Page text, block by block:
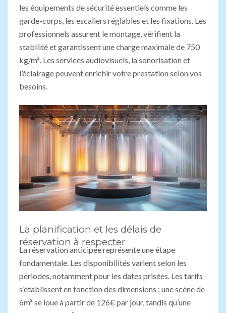
les équipements de sécurité essentiels comme les
garde-corps, les escaliers réglables et les fixations. Les
professionnels assurent le montage, vérifient la
stabilité et garantissent une charge maximale de 750
kg/m². Les services audiovisuels, la sonorisation et
l’éclairage peuvent enrichir votre prestation selon vos
besoins.
La planification et les délais de
réservation à respecter
La réservation anticipée représente une étape
fondamentale. Les disponibilités varient selon les
périodes, notamment pour les dates prisées. Les tarifs
s’établissent en fonction des dimensions : une scène de
6m² se loue à partir de 126€ par jour, tandis qu’une